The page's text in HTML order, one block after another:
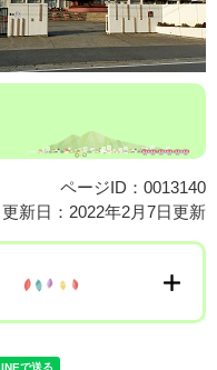
ページID：0013140
更新日：2022年2月7日更新